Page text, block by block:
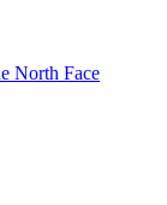
North Face